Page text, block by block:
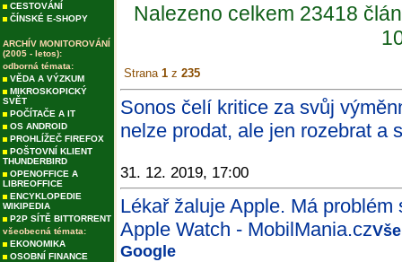
CESTOVÁNÍ
ČÍNSKÉ E-SHOPY
ARCHÍV MONITOROVÁNÍ
(2005 - letos):
odborná témata:
VĚDA A VÝZKUM
MIKROSKOPICKÝ
SVĚT
POČÍTAČE A IT
OS ANDROID
PROHLÍŽEČ FIREFOX
POŠTOVNÍ KLIENT
THUNDERBIRD
OPENOFFICE A
LIBREOFFICE
ENCYKLOPEDIE
WIKIPEDIA
P2P SÍTĚ BITTORRENT
všeobecná témata:
EKONOMIKA
OSOBNÍ FINANCE
Nalezeno celkem 23418
Strana 1 z 235
Sonos čelí kritice za svůj
nelze prodat, ale jen rozebrat a
31. 12. 2019, 17:00
Lékař žaluje Apple. Má
Apple Watch - MobilMania.cz
Google